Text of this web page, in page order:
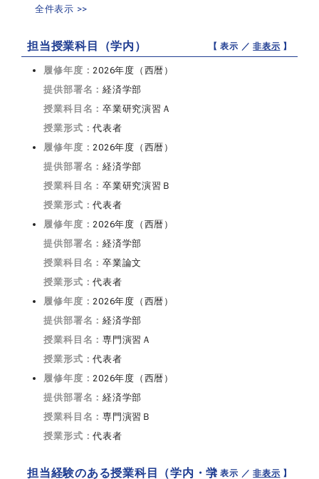
全件表示 >>
担当授業科目（学内） 【 表示 ／非表示 】
履修年度：2026年度（西暦）
提供部署名：経済学部
授業科目名：卒業研究演習Ａ
授業形式：代表者
履修年度：2026年度（西暦）
提供部署名：経済学部
授業科目名：卒業研究演習Ｂ
授業形式：代表者
履修年度：2026年度（西暦）
提供部署名：経済学部
授業科目名：卒業論文
授業形式：代表者
履修年度：2026年度（西暦）
提供部署名：経済学部
授業科目名：専門演習Ａ
授業形式：代表者
履修年度：2026年度（西暦）
提供部署名：経済学部
授業科目名：専門演習Ｂ
授業形式：代表者
担当経験のある授業科目（学内・学【 表示 ／非表示 】